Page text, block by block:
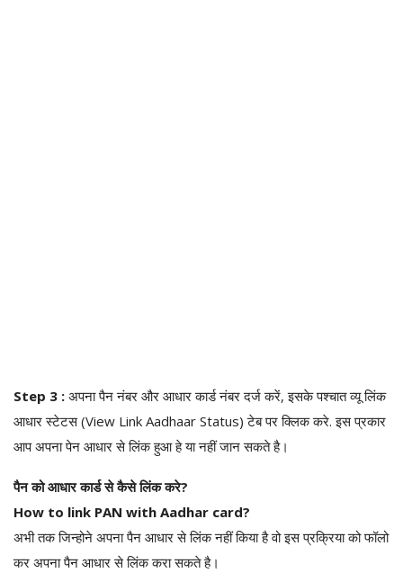
Step 3 : अपना पैन नंबर और आधार कार्ड नंबर दर्ज करें, इसके पश्चात व्यू लिंक
आधार स्टेटस (View Link Aadhaar Status) टेब पर क्लिक करे. इस प्रकार
आप अपना पेन आधार से लिंक हुआ हे या नहीं जान सकते है।
पैन को आधार कार्ड से कैसे लिंक करे?
How to link PAN with Aadhar card?
अभी तक जिन्होने अपना पैन आधार से लिंक नहीं किया है वो इस प्रक्रिया को फॉलो
कर अपना पैन आधार से लिंक करा सकते है।